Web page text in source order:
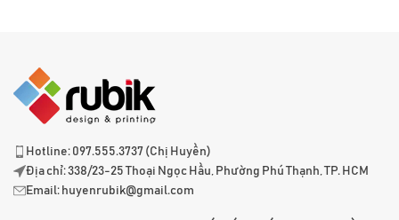
Hotline: 097.555.3737 (Chị Huyền)
Địa chỉ: 338/23-25 Thoại Ngọc Hầu, Phường Phú Thạnh, TP. HCM
Email: huyenrubik@gmail.com